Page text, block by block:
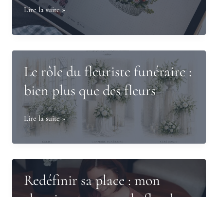
de
Bordeaux,
dédié
au
Floral
Design
et
aux
événements
de
Et
si
les
fleurs
de
deuil
étaient
aussi
créatives
que
mariage
Lire la suite »
Le rôle du fleuriste funéraire :
bien plus que des fleurs
Le
rôle
du
fleuriste
funéraire
Lire la suite »
Redéfinir sa place : mon